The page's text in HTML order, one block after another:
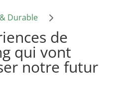
Durable 5
de
qui vont
notre futur